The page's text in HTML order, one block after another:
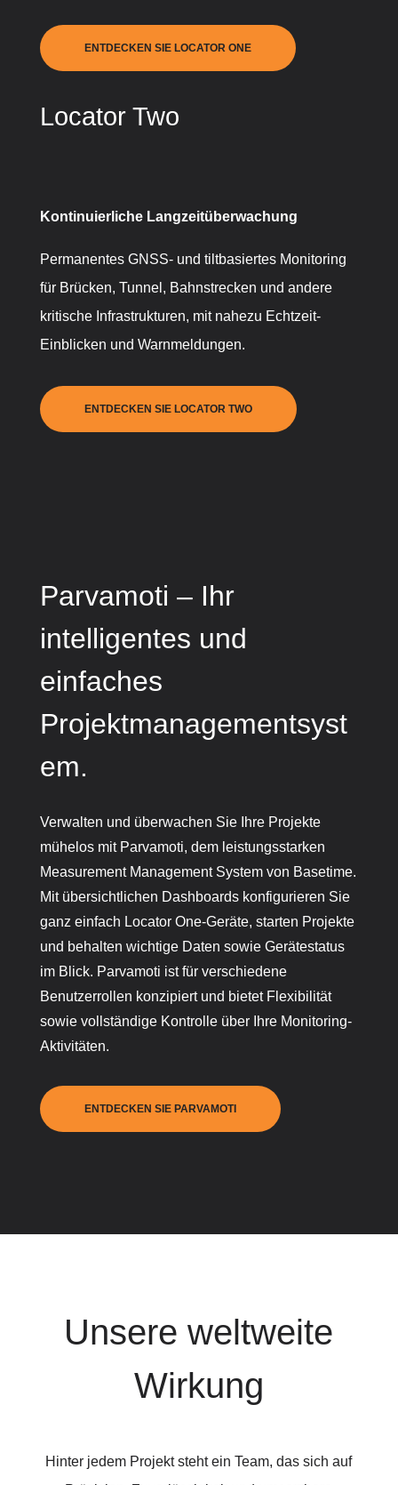
ENTDECKEN SIE LOCATOR ONE
Locator Two
Kontinuierliche Langzeitüberwachung
Permanentes GNSS- und tiltbasiertes Monitoring
für Brücken, Tunnel, Bahnstrecken und andere
kritische Infrastrukturen, mit nahezu Echtzeit-
Einblicken und Warnmeldungen.
ENTDECKEN SIE LOCATOR TWO
Parvamoti – Ihr
intelligentes und
einfaches
Projektmanagementsyst
em.
Verwalten und überwachen Sie Ihre Projekte
mühelos mit Parvamoti, dem leistungsstarken
Measurement Management System von Basetime.
Mit übersichtlichen Dashboards konfigurieren Sie
ganz einfach Locator One-Geräte, starten Projekte
und behalten wichtige Daten sowie Gerätestatus
im Blick. Parvamoti ist für verschiedene
Benutzerrollen konzipiert und bietet Flexibilität
sowie vollständige Kontrolle über Ihre Monitoring-
Aktivitäten.
ENTDECKEN SIE PARVAMOTI
Unsere weltweite
Wirkung
Hinter jedem Projekt steht ein Team, das sich auf